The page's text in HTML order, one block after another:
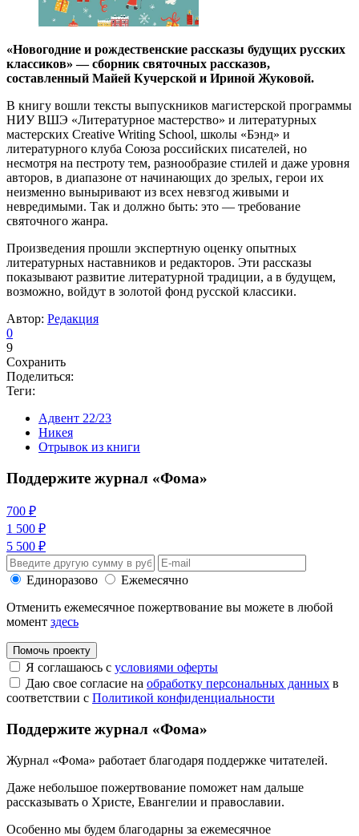
«Новогодние и рождественские рассказы будущих русских
классиков» — сборник святочных рассказов,
составленный Майей Кучерской и Ириной Жуковой.
В книгу вошли тексты выпускников магистерской программы
НИУ ВШЭ «Литературное мастерство» и литературных
мастерских Creative Writing School, школы «Бэнд» и
литературного клуба Союза российских писателей, но
несмотря на пестроту тем, разнообразие стилей и даже уровня
авторов, в диапазоне от начинающих до зрелых, герои их
неизменно выныривают из всех невзгод живыми и
невредимыми. Так и должно быть: это — требование
святочного жанра.
Произведения прошли экспертную оценку опытных
литературных наставников и редакторов. Эти рассказы
показывают развитие литературной традиции, а в будущем,
возможно, войдут в золотой фонд русской классики.
Автор: Редакция
0
9
Сохранить
Поделиться:
Теги:
Адвент 22/23
Никея
Отрывок из книги
Поддержите журнал «Фома»
700 ₽
1 500 ₽
5 500 ₽
Единоразово
Ежемесячно
Отменить ежемесячное пожертвование вы можете в любой
момент здесь
Помочь проекту
Я соглашаюсь с условиями оферты
Даю свое согласие на обработку персональных данных в
соответствии с Политикой конфиденциальности
Поддержите журнал «Фома»
Журнал «Фома» работает благодаря поддержке читателей.
Даже небольшое пожертвование поможет нам дальше
рассказывать о Христе, Евангелии и православии.
Особенно мы будем благодарны за ежемесячное